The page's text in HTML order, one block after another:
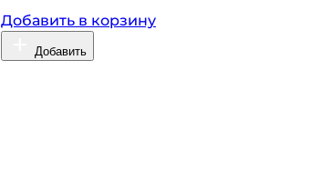
Добавить в корзину
Добавить